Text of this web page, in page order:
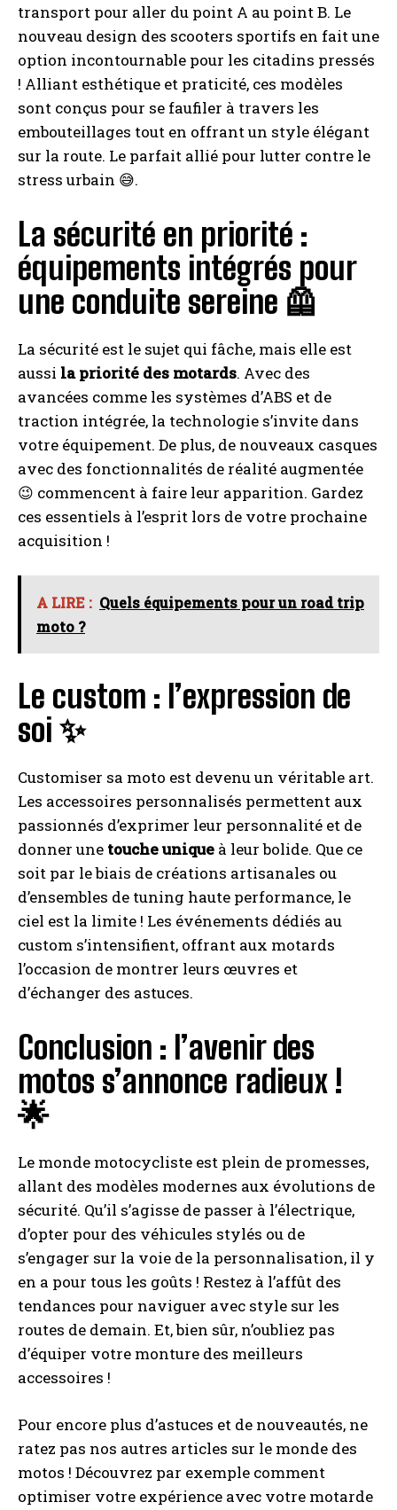
I WANT IN
I've read and accept the
A LIRE : Puis je installer une ampoule LED pour le
plafonnier de ma voiture ?
transport pour aller du point A au point B. Le
nouveau design des scooters sportifs en fait une
option incontournable pour les citadins pressés
! Alliant esthétique et praticité, ces modèles
sont conçus pour se faufiler à travers les
embouteillages tout en offrant un style élégant
sur la route. Le parfait allié pour lutter contre le
stress urbain 😅.
La sécurité en priorité :
équipements intégrés pour
une conduite sereine 🦺
La sécurité est le sujet qui fâche, mais elle est
aussi la priorité des motards. Avec des
avancées comme les systèmes d’ABS et de
traction intégrée, la technologie s’invite dans
votre équipement. De plus, de nouveaux casques
avec des fonctionnalités de réalité augmentée
😉 commencent à faire leur apparition. Gardez
ces essentiels à l’esprit lors de votre prochaine
acquisition !
A LIRE : Quels équipements pour un road trip
moto ?
Le custom : l’expression de
soi ✨
Customiser sa moto est devenu un véritable art.
Les accessoires personnalisés permettent aux
passionnés d’exprimer leur personnalité et de
donner une touche unique à leur bolide. Que ce
soit par le biais de créations artisanales ou
d’ensembles de tuning haute performance, le
ciel est la limite ! Les événements dédiés au
custom s’intensifient, offrant aux motards
l’occasion de montrer leurs œuvres et
d’échanger des astuces.
Conclusion : l’avenir des
motos s’annonce radieux !
🌟
Le monde motocycliste est plein de promesses,
allant des modèles modernes aux évolutions de
sécurité. Qu’il s’agisse de passer à l’électrique,
d’opter pour des véhicules stylés ou de
s’engager sur la voie de la personnalisation, il y
en a pour tous les goûts ! Restez à l’affût des
tendances pour naviguer avec style sur les
routes de demain. Et, bien sûr, n’oubliez pas
d’équiper votre monture des meilleurs
accessoires !
Pour encore plus d’astuces et de nouveautés, ne
ratez pas nos autres articles sur le monde des
motos ! Découvrez par exemple comment
optimiser votre expérience avec votre motarde